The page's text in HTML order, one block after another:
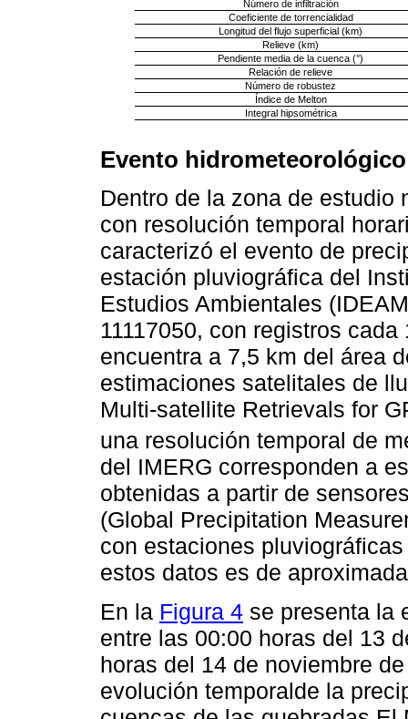
Número de infiltración
Coeficiente de torrencialidad
Longitud del flujo superficial (km)
Relieve (km)
Pendiente media de la cuenca (°)
Relación de relieve
Número de robustez
Índice de Melton
Integral hipsométrica
Evento
Dentro de la zona de
con resolución temporal
caracterizó el evento de
estación pluviográfica del
Estudios Ambientales
11117050, con registros
encuentra a 7,5 km del área
estimaciones satelitales de
Multi-satellite Retrievals for
una resolución temporal de
del IMERG corresponden a
obtenidas a partir de
(Global Precipitation
con estaciones
estos datos es de
En la Figura 4 se presenta la
entre las 00:00 horas del 13
horas del 14 de noviembre
evolución temporalde la